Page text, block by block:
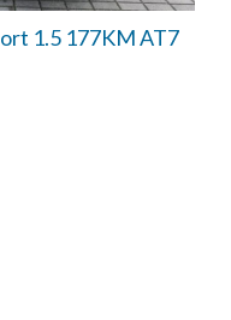
1.5 177KM AT7